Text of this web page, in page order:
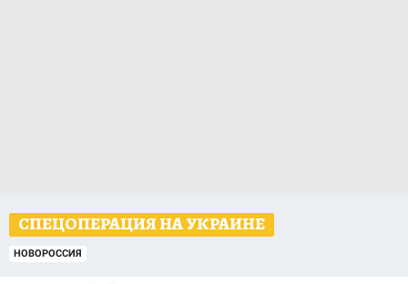
СПЕЦОПЕРАЦИЯ НА УКРАИНЕ
НОВОРОССИЯ